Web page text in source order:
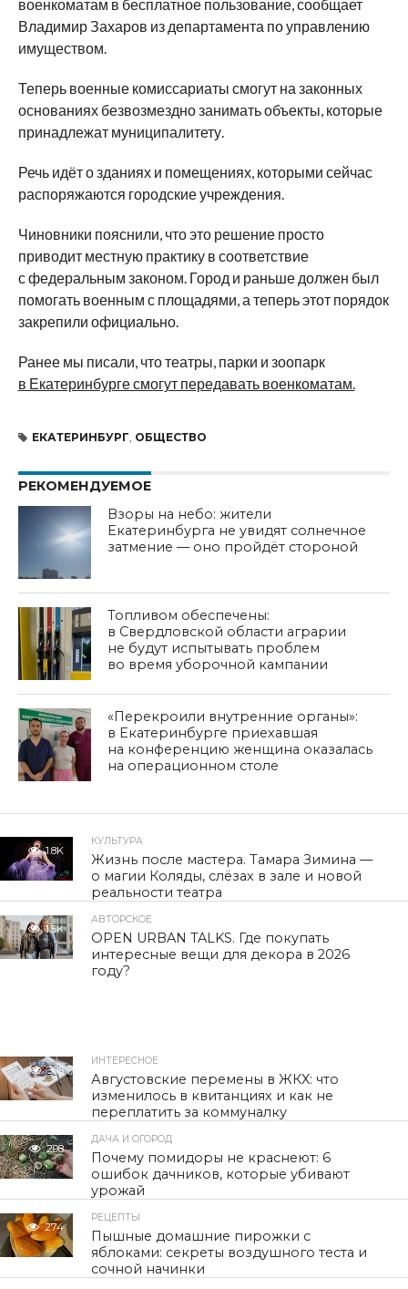
военкоматам в бесплатное пользование, сообщает
Владимир Захаров из департамента по управлению
имуществом.
Теперь военные комиссариаты смогут на законных
основаниях безвозмездно занимать объекты, которые
принадлежат муниципалитету.
Речь идёт о зданиях и помещениях, которыми сейчас
распоряжаются городские учреждения.
Чиновники пояснили, что это решение просто
приводит местную практику в соответствие
с федеральным законом. Город и раньше должен был
помогать военным с площадями, а теперь этот порядок
закрепили официально.
Ранее мы писали, что театры, парки и зоопарк
в Екатеринбурге смогут передавать военкоматам.
ЕКАТЕРИНБУРГ, ОБЩЕСТВО
РЕКОМЕНДУЕМОЕ
Взоры на небо: жители
Екатеринбурга не увидят солнечное
затмение — оно пройдёт стороной
Топливом обеспечены:
в Свердловской области аграрии
не будут испытывать проблем
во время уборочной кампании
«Перекроили внутренние органы»:
в Екатеринбурге приехавшая
на конференцию женщина оказалась
на операционном столе
1.8K
КУЛЬТУРА
Жизнь после мастера. Тамара Зимина —
о магии Коляды, слёзах в зале и новой
реальности театра
1.5K
АВТОРСКОЕ
OPEN URBAN TALKS. Где покупать
интересные вещи для декора в 2026
году?
305
ИНТЕРЕСНОЕ
Августовские перемены в ЖКХ: что
изменилось в квитанциях и как не
переплатить за коммуналку
298
ДАЧА И ОГОРОД
Почему помидоры не краснеют: 6
ошибок дачников, которые убивают
урожай
274
РЕЦЕПТЫ
Пышные домашние пирожки с
яблоками: секреты воздушного теста и
сочной начинки